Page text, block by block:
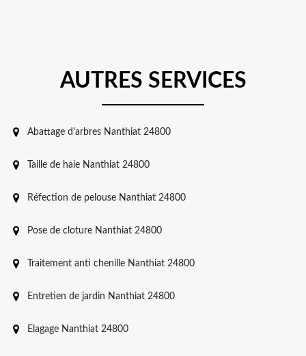
AUTRES SERVICES
Abattage d'arbres Nanthiat 24800
Taille de haie Nanthiat 24800
Réfection de pelouse Nanthiat 24800
Pose de cloture Nanthiat 24800
Traitement anti chenille Nanthiat 24800
Entretien de jardin Nanthiat 24800
Elagage Nanthiat 24800